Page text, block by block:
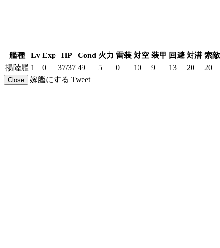
艦種 Lv Exp HP Cond 火力 雷装 対空 装甲 回避 対潜 索敵
揚陸艦 1 0 37/37 49 5 0 10 9 13 20 20
Close 嫁艦にする Tweet